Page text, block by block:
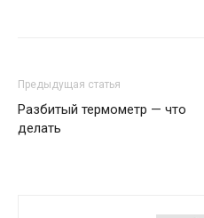
Предыдущая статья
Разбитый термометр — что
делать